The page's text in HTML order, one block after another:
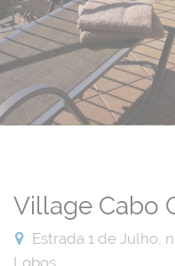
Village Cabo
Estrada 1 de Julho,